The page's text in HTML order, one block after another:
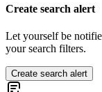
Create search alert
Let yourself be
your search filters.
Create search alert